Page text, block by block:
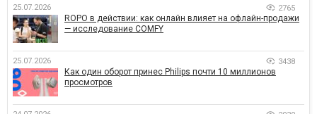
25.07.2026 2765
ROPO в действии: как онлайн влияет на офлайн-продажи
— исследование COMFY
25.07.2026 3438
Как один оборот принес Philips почти 10 миллионов
просмотров